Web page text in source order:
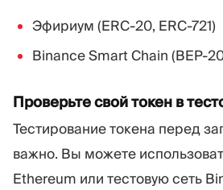
Эфириум (ERC-20, ERC-721)
Binance Smart Chain (BEP-
Проверьте свой токен в
Тестирование токена перед
важно. Вы можете
Ethereum или тестовую сеть